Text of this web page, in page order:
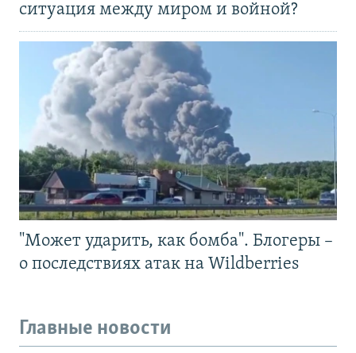
ситуация между миром и войной?
"Может ударить, как бомба". Блогеры –
о последствиях атак на Wildberries
Главные новости